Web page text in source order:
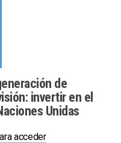
de
invertir en el
Unidas
acceder